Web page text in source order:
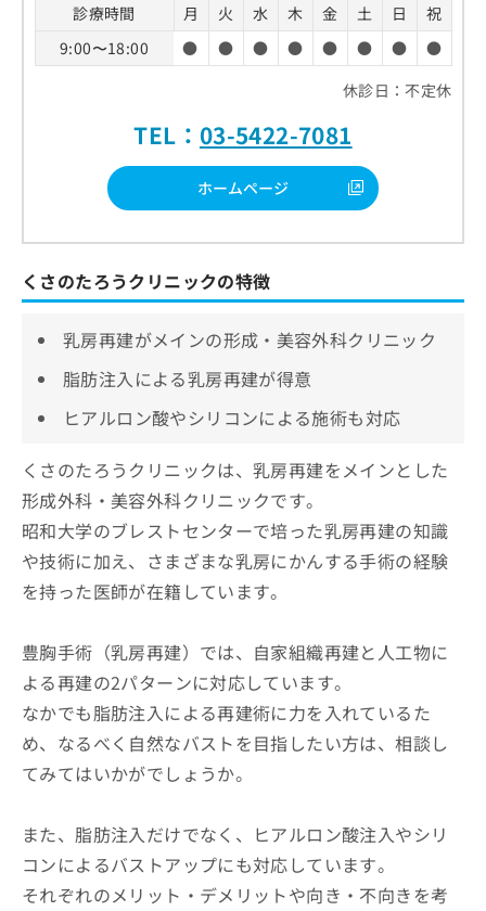
診療時間 月 火 水 木 金 土 日
祝
9:00〜18:00
● ● ● ● ● ● ●
●
休診日：不定休
TEL： 03-5422-7081
ホームページ
くさのたろうクリニックの特徴
乳房再建がメインの形成・美容外科クリニック
脂肪注入による乳房再建が得意
ヒアルロン酸やシリコンによる施術も対応
くさのたろうクリニックは、乳房再建をメインとした
形成外科・美容外科クリニックです。
昭和大学のブレストセンターで培った乳房再建の知識
や技術に加え、さまざまな乳房にかんする手術の経験
を持った医師が在籍しています。
豊胸手術（乳房再建）では、自家組織再建と人工物に
よる再建の2パターンに対応しています。
なかでも脂肪注入による再建術に力を入れているた
め、なるべく自然なバストを目指したい方は、相談し
てみてはいかがでしょうか。
また、脂肪注入だけでなく、ヒアルロン酸注入やシリ
コンによるバストアップにも対応しています。
それぞれのメリット・デメリットや向き・不向きを考